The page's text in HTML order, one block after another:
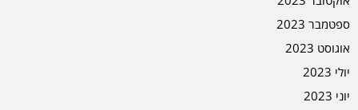
ספטמבר 2023
אוגוסט 2023
יולי 2023
יוני 2023